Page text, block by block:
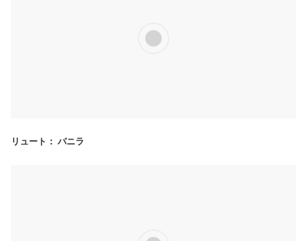
リュート： バニラ